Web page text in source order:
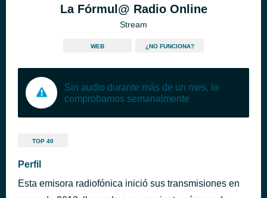
La Fórmul@ Radio Online
Stream
WEB ¿NO FUNCIONA?
Sin audio durante más de un mes, lo
comprobamos semanalmente
TOP 40
Perfil
Esta emisora radiofónica inició sus transmisiones en